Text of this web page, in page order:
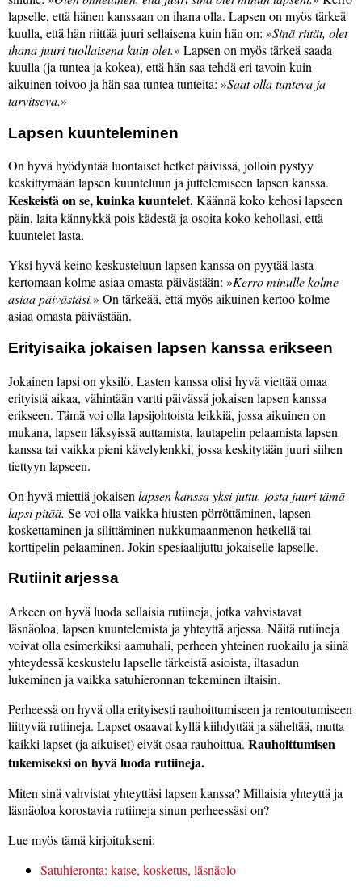
lapselle, että hänen kanssaan on ihana olla. Lapsen on myös tärkeä
kuulla, että hän riittää juuri sellaisena kuin hän on:
Sinä riität, olet
ihana juuri tuollaisena kuin olet.
Lapsen on myös tärkeä saada
kuulla (ja tuntea ja kokea), että hän saa tehdä eri tavoin kuin
aikuinen toivoo ja hän saa tuntea tunteita:
Saat olla tunteva ja
tarvitseva.
Lapsen kuunteleminen
On hyvä hyödyntää luontaiset hetket päivissä, jolloin pystyy
keskittymään lapsen kuunteluun ja juttelemiseen lapsen kanssa.
Keskeistä on se, kuinka kuuntelet.Käännä koko kehosi lapseen
päin, laita kännykkä pois kädestä ja osoita koko kehollasi, että
kuuntelet lasta.
Yksi hyvä keino keskusteluun lapsen kanssa on pyytää lasta
kertomaan kolme asiaa omasta päivästään:
Kerro minulle kolme
asiaa päivästäsi.
On tärkeää, että myös aikuinen kertoo kolme
asiaa omasta päivästään.
Erityisaika jokaisen lapsen kanssa erikseen
Jokainen lapsi on yksilö. Lasten kanssa olisi hyvä viettää omaa
erityistä aikaa, vähintään vartti päivässä jokaisen lapsen kanssa
erikseen. Tämä voi olla lapsijohtoista leikkiä, jossa aikuinen on
mukana, lapsen läksyissä auttamista, lautapelin pelaamista lapsen
kanssa tai vaikka pieni kävelylenkki, jossa keskitytään juuri siihen
tiettyyn lapseen.
On hyvä miettiä jokaisen lapsen kanssa yksi juttu, josta juuri tämä
lapsi pitää. Se voi olla vaikka hiusten pörröttäminen, lapsen
koskettaminen ja silittäminen nukkumaanmenon hetkellä tai
korttipelin pelaaminen. Jokin spesiaalijuttu jokaiselle lapselle.
Rutiinit arjessa
Arkeen on hyvä luoda sellaisia rutiineja, jotka vahvistavat
läsnäoloa, lapsen kuuntelemista ja yhteyttä arjessa. Näitä rutiineja
voivat olla esimerkiksi aamuhali, perheen yhteinen ruokailu ja siinä
yhteydessä keskustelu lapselle tärkeistä asioista, iltasadun
lukeminen ja vaikka satuhieronnan tekeminen iltaisin.
Perheessä on hyvä olla erityisesti rauhoittumiseen ja rentoutumiseen
liittyviä rutiineja. Lapset osaavat kyllä kiihdyttää ja säheltää, mutta
kaikki lapset (ja aikuiset) eivät osaa rauhoittua. Rauhoittumisen
tukemiseksi on hyvä luoda rutiineja.
Miten sinä vahvistat yhteyttäsi lapsen kanssa? Millaisia yhteyttä ja
läsnäoloa korostavia rutiineja sinun perheessäsi on?
Lue myös tämä kirjoitukseni:
Satuhieronta: katse, kosketus, läsnäolo